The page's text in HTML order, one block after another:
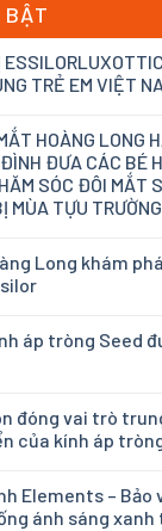
BẬT
TRẺ EM VIỆT
HOÀNG LONG
ĐƯA CÁC BÉ
SÓC ĐÔI MẮT
MÙA TỰU
Long khám
áp tròng Seed
đóng vai trò
của kính áp
Elements –
ánh sáng